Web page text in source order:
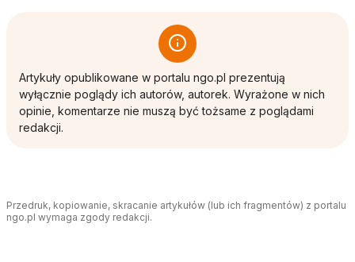
Artykuły opublikowane w portalu ngo.pl prezentują
wyłącznie poglądy ich autorów, autorek. Wyrażone w nich
opinie, komentarze nie muszą być tożsame z poglądami
redakcji.
Przedruk, kopiowanie, skracanie artykułów (lub ich fragmentów) z portalu
ngo.pl wymaga zgody redakcji.